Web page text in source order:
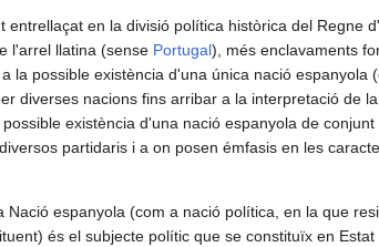
en la divisió política històrica del Regne
l'arrel llatina (sense Portugal), més enclavaments
la possible existència d'una única nació espanyola
diverses nacions fins arribar a la interpretació de
existència d'una nació espanyola de
partidaris i a on posen émfasis en les
espanyola (com a nació política, en la que
és el subjecte polític que se constituïx en